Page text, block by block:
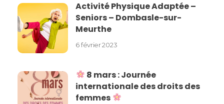
Activité Physique Adaptée –
Seniors – Dombasle-sur-
Meurthe
6 février 2023
8 mars : Journée
internationale des droits des
femmes